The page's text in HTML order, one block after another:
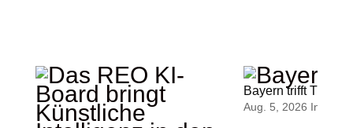
Bayern trifft Tirol
Aug. 5, 2026